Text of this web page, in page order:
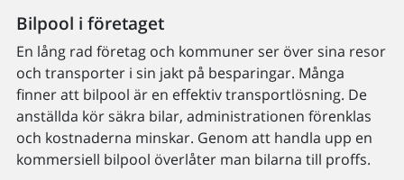
Bilpool i företaget
En lång rad företag och kommuner ser över sina resor
och transporter i sin jakt på besparingar. Många
finner att bilpool är en effektiv transportlösning. De
anställda kör säkra bilar, administrationen förenklas
och kostnaderna minskar. Genom att handla upp en
kommersiell bilpool överlåter man bilarna till proffs.